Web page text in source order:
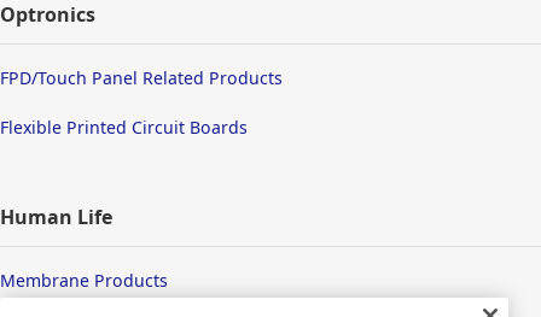
Optronics
FPD/Touch Panel Related Products
Flexible Printed Circuit Boards
Human Life
Membrane Products